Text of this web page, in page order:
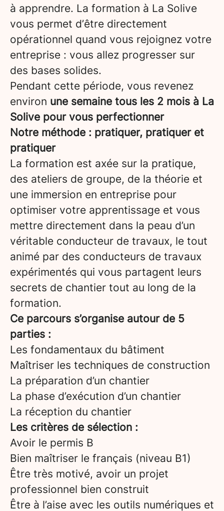
à apprendre. La formation à La Solive
vous permet d’être directement
opérationnel quand vous rejoignez votre
entreprise : vous allez progresser sur
des bases solides.
Pendant cette période, vous revenez
environ une semaine tous les 2 mois à La
Solive pour vous perfectionner
Notre méthode : pratiquer, pratiquer et
pratiquer
La formation est axée sur la pratique,
des ateliers de groupe, de la théorie et
une immersion en entreprise pour
optimiser votre apprentissage et vous
mettre directement dans la peau d’un
véritable conducteur de travaux, le tout
animé par des conducteurs de travaux
expérimentés qui vous partagent leurs
secrets de chantier tout au long de la
formation.
Ce parcours s’organise autour de 5
parties :
Les fondamentaux du bâtiment
Maîtriser les techniques de construction
La préparation d’un chantier
La phase d’exécution d’un chantier
La réception du chantier
Les critères de sélection :
Avoir le permis B
Bien maîtriser le français (niveau B1)
Être très motivé, avoir un projet
professionnel bien construit
Être à l’aise avec les outils numériques et